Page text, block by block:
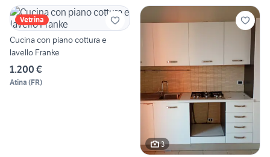
Vetrina
Cucina con piano cottura e
lavello Franke
1.200 €
Atina (FR)
3